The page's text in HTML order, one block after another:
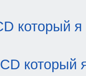
который я
который